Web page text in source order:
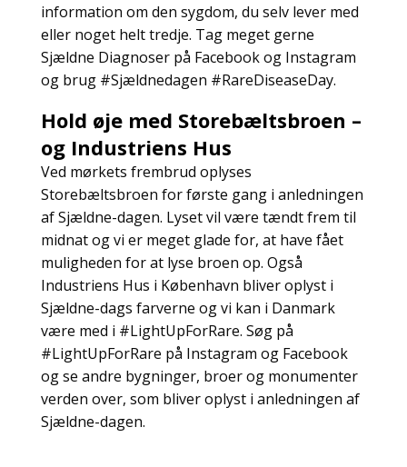
information om den sygdom, du selv lever med
eller noget helt tredje. Tag meget gerne
Sjældne Diagnoser på Facebook og Instagram
og brug #Sjældnedagen #RareDiseaseDay.
Hold øje med Storebæltsbroen –
og Industriens Hus
Ved mørkets frembrud oplyses
Storebæltsbroen for første gang i anledningen
af Sjældne-dagen. Lyset vil være tændt frem til
midnat og vi er meget glade for, at have fået
muligheden for at lyse broen op. Også
Industriens Hus i København bliver oplyst i
Sjældne-dags farverne og vi kan i Danmark
være med i #LightUpForRare. Søg på
#LightUpForRare på Instagram og Facebook
og se andre bygninger, broer og monumenter
verden over, som bliver oplyst i anledningen af
Sjældne-dagen.